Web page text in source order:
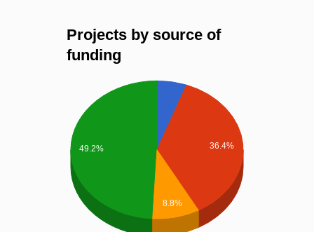
Projects by source of
funding
36.4%
49.2%
8.8%